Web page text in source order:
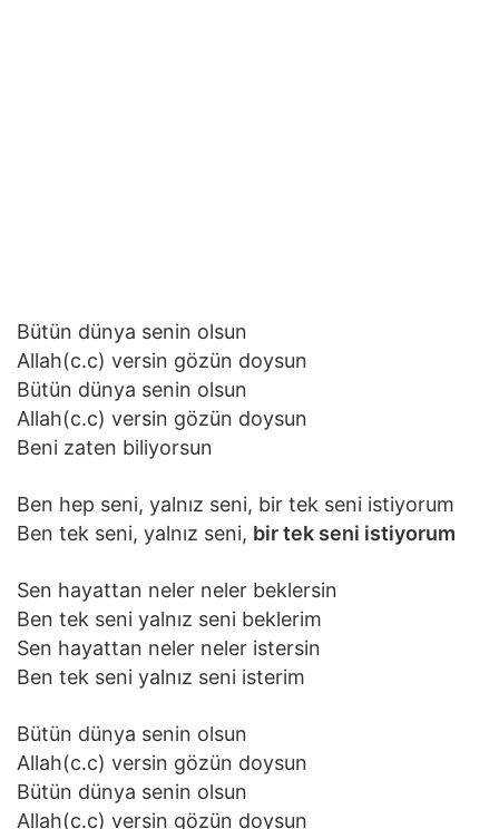
Bütün dünya senin olsun
Allah(c.c) versin gözün doysun
Bütün dünya senin olsun
Allah(c.c) versin gözün doysun
Beni zaten biliyorsun
Ben hep seni, yalnız seni, bir tek seni istiyorum
Ben tek seni, yalnız seni, bir tek seni istiyorum
Sen hayattan neler neler beklersin
Ben tek seni yalnız seni beklerim
Sen hayattan neler neler istersin
Ben tek seni yalnız seni isterim
Bütün dünya senin olsun
Allah(c.c) versin gözün doysun
Bütün dünya senin olsun
Allah(c.c) versin gözün doysun